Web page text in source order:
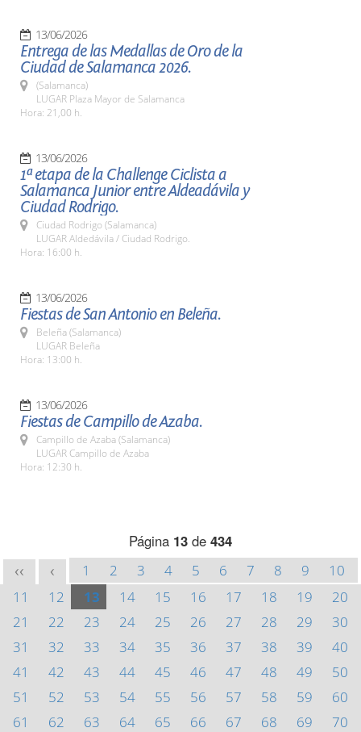
13/06/2026
Entrega de las Medallas de Oro de la
Ciudad de Salamanca 2026.
(Salamanca)
LUGAR Plaza Mayor de Salamanca
Hora: 21,00 h.
13/06/2026
1ª etapa de la Challenge Ciclista a
Salamanca Junior entre Aldeadávila y
Ciudad Rodrigo.
Ciudad Rodrigo (Salamanca)
LUGAR Aldedávila / Ciudad Rodrigo.
Hora: 16:00 h.
13/06/2026
Fiestas de San Antonio en Beleña.
Beleña (Salamanca)
LUGAR Beleña
Hora: 13:00 h.
13/06/2026
Fiestas de Campillo de Azaba.
Campillo de Azaba (Salamanca)
LUGAR Campillo de Azaba
Hora: 12:30 h.
Página 13 de 434
<< < 1 2 3 4 5 6 7 8 9
10
11
12 13 14 15 16 17 18 19
20
21
22 23 24 25 26 27 28 29
30
31
32 33 34 35 36 37 38 39
40
41
42 43 44 45 46 47 48 49
50
51
52 53 54 55 56 57 58 59
60
61
62 63 64 65 66 67 68 69
70